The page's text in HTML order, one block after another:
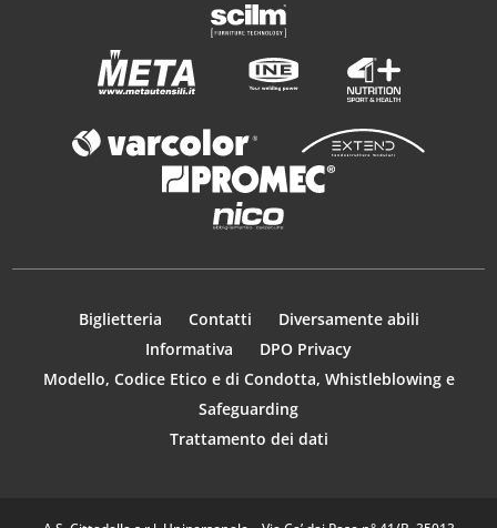
Biglietteria Contatti
Diversamente abili
Informativa
DPO Privacy
Modello, Codice Etico e di Condotta, Whistleblowing e
Safeguarding
Trattamento dei dati